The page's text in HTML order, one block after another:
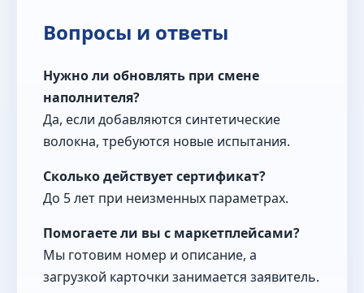
Вопросы и ответы
Нужно ли обновлять при смене
наполнителя?
Да, если добавляются синтетические
волокна, требуются новые испытания.
Сколько действует сертификат?
До 5 лет при неизменных параметрах.
Помогаете ли вы с маркетплейсами?
Мы готовим номер и описание, а
загрузкой карточки занимается заявитель.